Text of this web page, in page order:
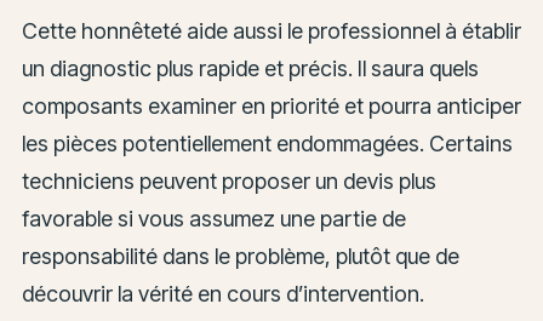
Cette honnêteté aide aussi le professionnel à établir
un diagnostic plus rapide et précis. Il saura quels
composants examiner en priorité et pourra anticiper
les pièces potentiellement endommagées. Certains
techniciens peuvent proposer un devis plus
favorable si vous assumez une partie de
responsabilité dans le problème, plutôt que de
découvrir la vérité en cours d’intervention.